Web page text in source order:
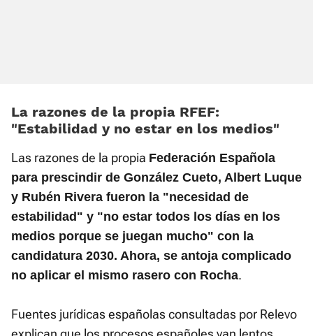
La razones de la propia RFEF:
«Estabilidad y no estar en los medios»
Las razones de la propia Federación Española
para prescindir de González Cueto, Albert Luque
y Rubén Rivera fueron la "necesidad de
estabilidad" y "no estar todos los días en los
medios porque se juegan mucho" con la
candidatura 2030. Ahora, se antoja complicado
no aplicar el mismo rasero con Rocha.
Fuentes jurídicas españolas consultadas por Relevo